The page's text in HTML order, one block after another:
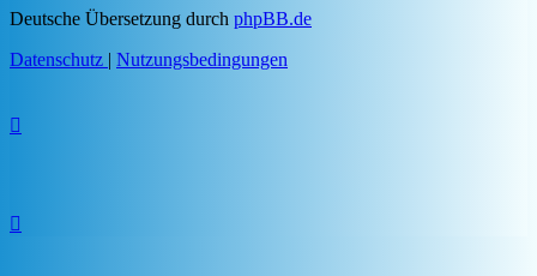
Deutsche Übersetzung durch phpBB.de
Datenschutz | Nutzungsbedingungen